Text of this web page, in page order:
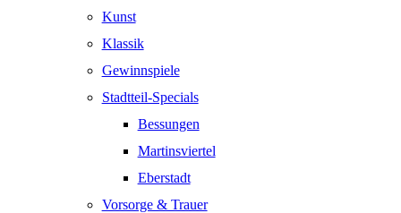
Kunst
Klassik
Gewinnspiele
Stadtteil-Specials
Bessungen
Martinsviertel
Eberstadt
Vorsorge & Trauer